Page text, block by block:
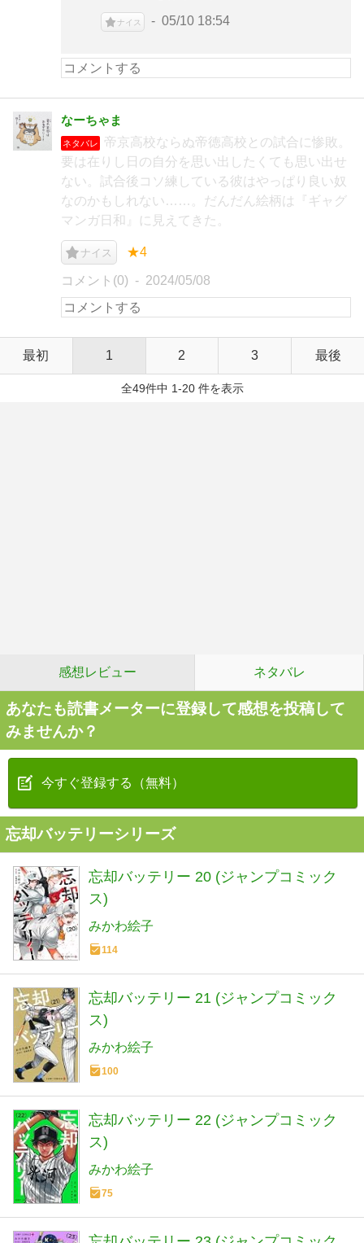
ナイス 05/10 18:54
なーちゃま
ネタバレ
帝京高校ならぬ帝徳高校との試合に惨敗。
要は在りし日の自分を思い出したくても思い出せ
ない。試合後コソ練している彼はやっぱり良い奴
なのかもしれない……。だんだん絵柄は『ギャグ
マンガ日和』に見えてきた。
ナイス ★4
コメント(0) 2024/05/08
最初 1 2 3 最後
全49件中 1-20 件を表示
感想レビュー ネタバレ
あなたも読書メーターに登録して感想を投稿して
みませんか？
今すぐ登録する（無料）
忘却バッテリーシリーズ
忘却バッテリー 20 (ジャンプコミック
ス)
みかわ絵子
114
忘却バッテリー 21 (ジャンプコミック
ス)
みかわ絵子
100
忘却バッテリー 22 (ジャンプコミック
ス)
みかわ絵子
75